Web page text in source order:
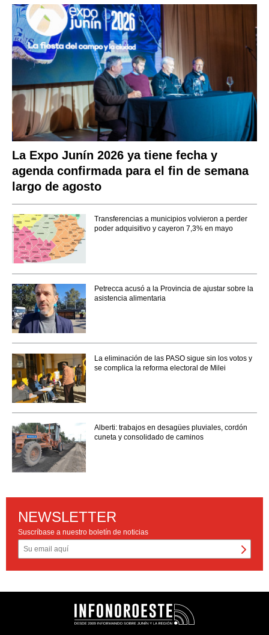
La Expo Junín 2026 ya tiene fecha y
agenda confirmada para el fin de semana
largo de agosto
Transferencias a municipios volvieron a perder
poder adquisitivo y cayeron 7,3% en mayo
Petrecca acusó a la Provincia de ajustar sobre la
asistencia alimentaria
La eliminación de las PASO sigue sin los votos y
se complica la reforma electoral de Milei
Alberti: trabajos en desagües pluviales, cordón
cuneta y consolidado de caminos
NEWSLETTER
Suscríbase a nuestro boletín de noticias